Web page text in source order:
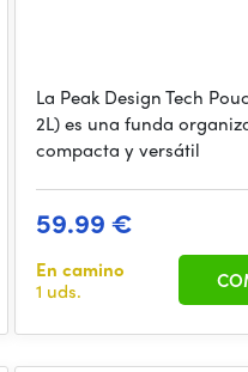
La Peak Design Tech
2L) es una funda
compacta y versátil
59.99 €
En camino
1 uds.